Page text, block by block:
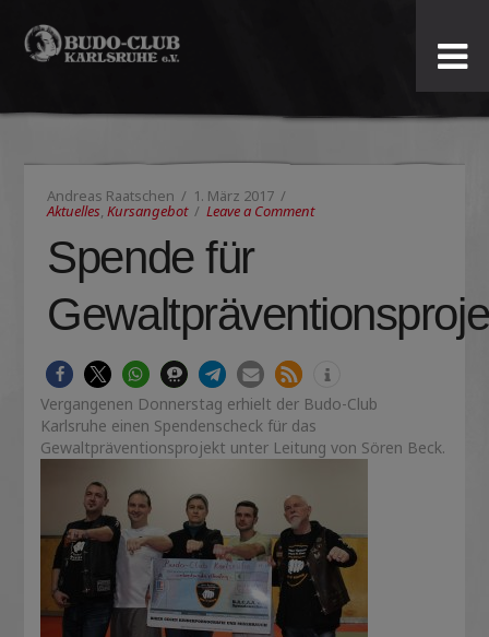
Budo-
Club
Karlsruhe
e.V.
Andreas Raatschen 1. März 2017
Aktuelles,Kursangebot Leave a Comment
Spende für
Vergangenen Donnerstag erhielt der Budo-Club
Karlsruhe einen Spendenscheck für das
Gewaltpräventionsprojekt unter Leitung von Sören Beck.